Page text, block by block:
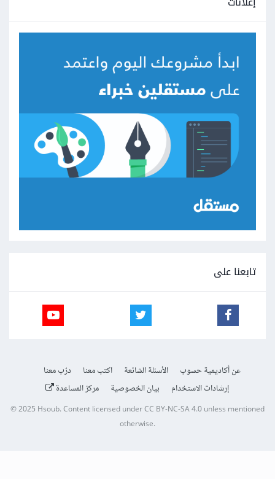
تابعنا على
عن أكاديمية حسوب الأسئلة الشائعة اكتب معنا
درّب معنا
إرشادات الاستخدام
بيان الخصوصية مركز المساعدة
© 2025 Hsoub.Content licensed underCC BY-NC-SA 4.0unless mentioned
otherwise.